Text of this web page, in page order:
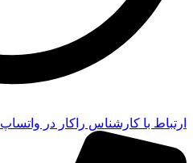
ارتباط با کارشناس راکار در واتساپ